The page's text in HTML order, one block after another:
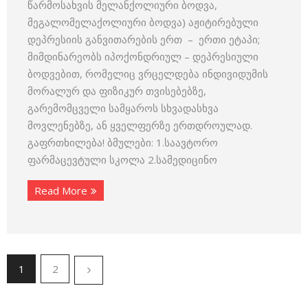
წარმოსახვის მელანქოლიური ბოდვა,
მეგალომელაქოლიური ბოდვა) აჟიტირებული
დეპრესიის განვითარების ერთ – ერთი ეტაპი;
მიმდინარეობს იპოქონდრიულ – დეპრესიული
ბოდვებით, რომელიც ვრცელდება ინდივიდუმის
მორალურ და ფიზიკურ თვისებებზე,
გარემომცველი სამყაროს სხვადასხვა
მოვლენებზე, ან ყველფერზე ერთდროულად.
გაფრთხილება! ბმულები: 1.საავტორო
ფარმაცევტული სკოლა 2.სამედიცინო
Read More
1 2